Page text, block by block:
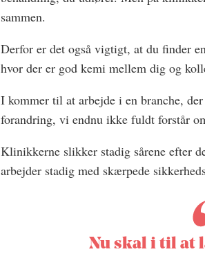
sammen.
Derfor er det også vigtigt, at du finder
hvor der er god kemi mellem dig og
I kommer til at arbejde i en branche,
forandring, vi endnu ikke fuldt forstår
Klinikkerne slikker stadig sårene efter
arbejder stadig med skærpede
Nu skal i til at